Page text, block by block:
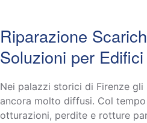
Riparazione
Soluzioni per
Nei palazzi storici di Firenze
ancora molto diffusi. Col
otturazioni, perdite e rotture